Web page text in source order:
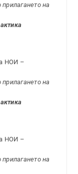
на
НОИ –
на
НОИ –
на